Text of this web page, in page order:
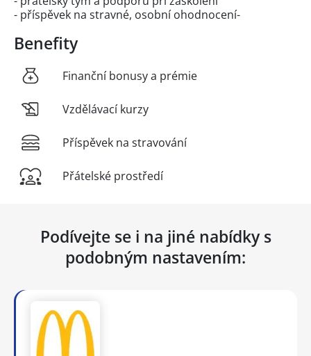
- příspěvek na stravné, osobní ohodnocení-
Benefity
Finanční bonusy a prémie
Vzdělávací kurzy
Příspěvek na stravování
Přátelské prostředí
Podívejte se i na jiné nabídky s
podobným nastavením: